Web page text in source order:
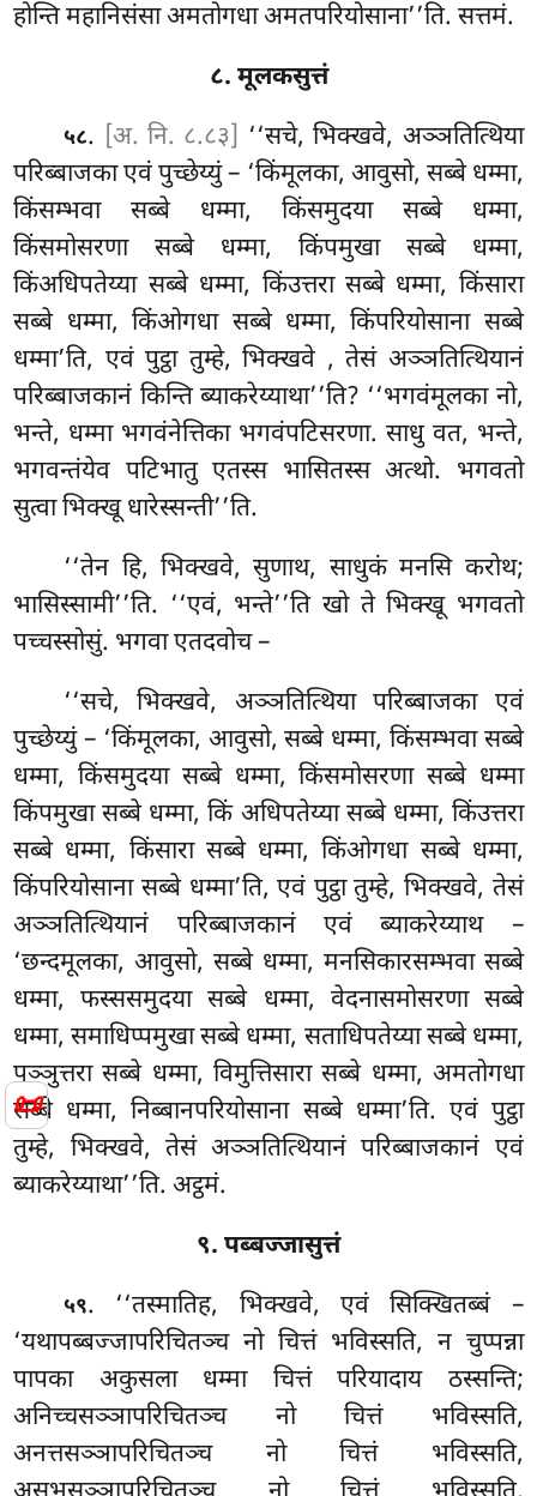
📜
होन्ति महानिसंसा अमतोगधा अमतपरियोसाना’’ति. सत्तमं.
८. मूलकसुत्तं
५८. [अ. नि. ८.८३] ‘‘सचे, भिक्खवे, अञ्ञतित्थिया
परिब्बाजका एवं पुच्छेय्युं – ‘किंमूलका, आवुसो, सब्बे धम्मा,
किंसम्भवा सब्बे धम्मा, किंसमुदया सब्बे धम्मा,
किंसमोसरणा सब्बे धम्मा, किंपमुखा सब्बे धम्मा,
किंअधिपतेय्या सब्बे धम्मा, किंउत्तरा सब्बे धम्मा, किंसारा
सब्बे धम्मा, किंओगधा सब्बे धम्मा, किंपरियोसाना सब्बे
धम्मा’ति, एवं पुट्ठा तुम्हे, भिक्खवे , तेसं अञ्ञतित्थियानं
परिब्बाजकानं किन्ति ब्याकरेय्याथा’’ति? ‘‘भगवंमूलका नो,
भन्ते, धम्मा भगवंनेत्तिका भगवंपटिसरणा. साधु वत, भन्ते,
भगवन्तंयेव पटिभातु एतस्स भासितस्स अत्थो. भगवतो
सुत्वा भिक्खू धारेस्सन्ती’’ति.
‘‘तेन हि, भिक्खवे, सुणाथ, साधुकं मनसि करोथ;
भासिस्सामी’’ति. ‘‘एवं, भन्ते’’ति खो ते भिक्खू भगवतो
पच्चस्सोसुं. भगवा एतदवोच –
‘‘सचे, भिक्खवे, अञ्ञतित्थिया परिब्बाजका एवं
पुच्छेय्युं – ‘किंमूलका, आवुसो, सब्बे धम्मा, किंसम्भवा सब्बे
धम्मा, किंसमुदया सब्बे धम्मा, किंसमोसरणा सब्बे धम्मा
किंपमुखा सब्बे धम्मा, किं अधिपतेय्या सब्बे धम्मा, किंउत्तरा
सब्बे धम्मा, किंसारा सब्बे धम्मा, किंओगधा सब्बे धम्मा,
किंपरियोसाना सब्बे धम्मा’ति, एवं पुट्ठा तुम्हे, भिक्खवे, तेसं
अञ्ञतित्थियानं परिब्बाजकानं एवं ब्याकरेय्याथ –
‘छन्दमूलका, आवुसो, सब्बे धम्मा, मनसिकारसम्भवा सब्बे
धम्मा, फस्ससमुदया सब्बे धम्मा, वेदनासमोसरणा सब्बे
धम्मा, समाधिप्पमुखा सब्बे धम्मा, सताधिपतेय्या सब्बे धम्मा,
पञ्ञुत्तरा सब्बे धम्मा, विमुत्तिसारा सब्बे धम्मा, अमतोगधा
सब्बे धम्मा, निब्बानपरियोसाना सब्बे धम्मा’ति. एवं पुट्ठा
तुम्हे, भिक्खवे, तेसं अञ्ञतित्थियानं परिब्बाजकानं एवं
ब्याकरेय्याथा’’ति. अट्ठमं.
९. पब्बज्जासुत्तं
५९. ‘‘तस्मातिह, भिक्खवे, एवं सिक्खितब्बं –
‘यथापब्बज्जापरिचितञ्च नो चित्तं भविस्सति, न चुप्पन्ना
पापका अकुसला धम्मा चित्तं परियादाय ठस्सन्ति;
अनिच्चसञ्ञापरिचितञ्च नो चित्तं भविस्सति,
अनत्तसञ्ञापरिचितञ्च नो चित्तं भविस्सति,